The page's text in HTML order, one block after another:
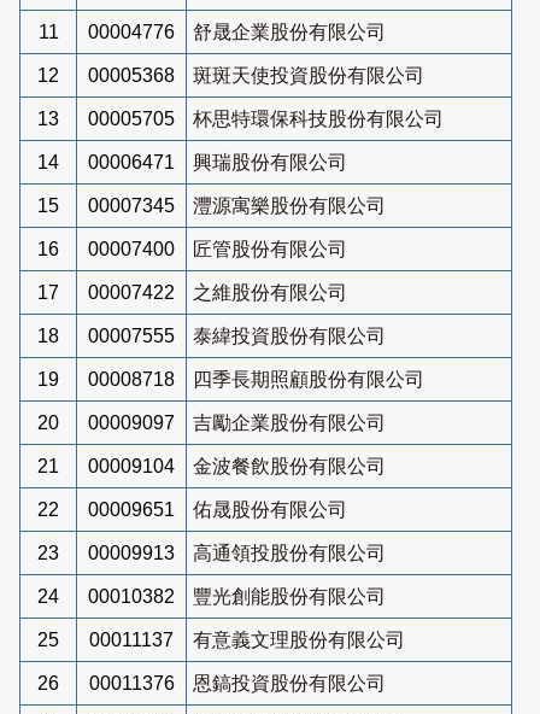
11 00004776 舒晟企業股份有限公司
12 00005368 斑斑天使投資股份有限公司
13 00005705 杯思特環保科技股份有限公司
14 00006471 興瑞股份有限公司
15 00007345 灃源寓樂股份有限公司
16 00007400 匠管股份有限公司
17 00007422 之維股份有限公司
18 00007555 泰緯投資股份有限公司
19 00008718 四季長期照顧股份有限公司
20 00009097 吉勵企業股份有限公司
21 00009104 金波餐飲股份有限公司
22 00009651 佑晟股份有限公司
23 00009913 高通領投股份有限公司
24 00010382 豐光創能股份有限公司
25 00011137 有意義文理股份有限公司
26 00011376 恩鎬投資股份有限公司